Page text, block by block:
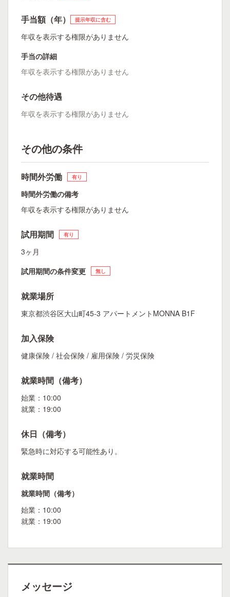
手当額（年） 提示年収に含む
年収を表示する権限がありません
手当の詳細
年収を表示する権限がありません
その他待遇
年収を表示する権限がありません
その他の条件
時間外労働 有り
時間外労働の備考
年収を表示する権限がありません
試用期間 有り
3ヶ月
試用期間の条件変更
無し
就業場所
東京都渋谷区大山町45-3 アパートメントMONNA B1F
加入保険
健康保険 / 社会保険 / 雇用保険 / 労災保険
就業時間（備考）
始業：10:00
就業：19:00
休日（備考）
緊急時に対応する可能性あり。
就業時間
就業時間（備考）
始業：10:00
就業：19:00
メッセージ